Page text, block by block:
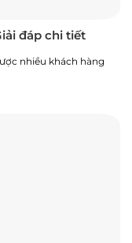
đáp chi tiết
nhiều khách hàng